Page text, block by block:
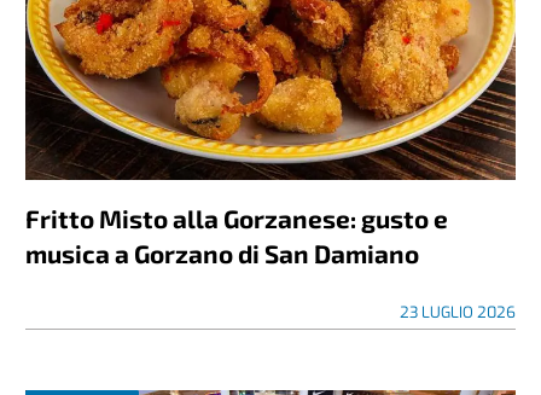
Fritto Misto alla Gorzanese: gusto e
musica a Gorzano di San Damiano
23 LUGLIO 2026